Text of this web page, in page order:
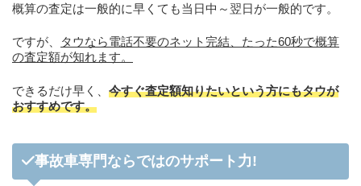
概算の査定は一般的に早くても当日中～翌日が一般的です。
ですが、
タウなら電話不要のネット完結、たった60秒で概算
の査定額が知れます。
できるだけ早く、 今すぐ査定額知りたいという方にもタウが
おすすめです。
事故車専門ならではのサポート力!